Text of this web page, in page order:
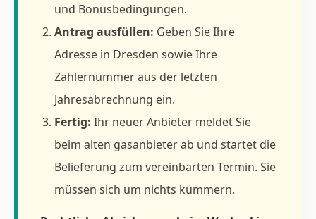
und Bonusbedingungen.
Antrag ausfüllen: Geben Sie Ihre
Adresse in Dresden sowie Ihre
Zählernummer aus der letzten
Jahresabrechnung ein.
Fertig: Ihr neuer Anbieter meldet Sie
beim alten gasanbieter ab und startet die
Belieferung zum vereinbarten Termin. Sie
müssen sich um nichts kümmern.